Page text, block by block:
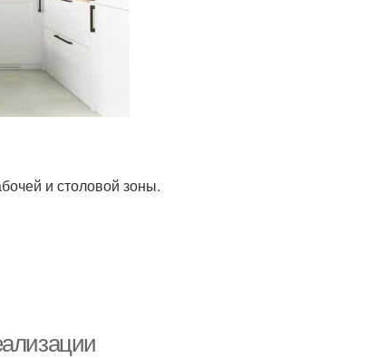
и столовой зоны.